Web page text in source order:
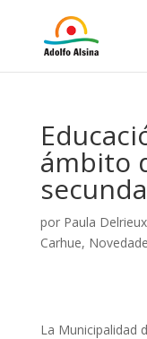
ámbito
por Paula Delrieux
Carhue,
La Municipalidad